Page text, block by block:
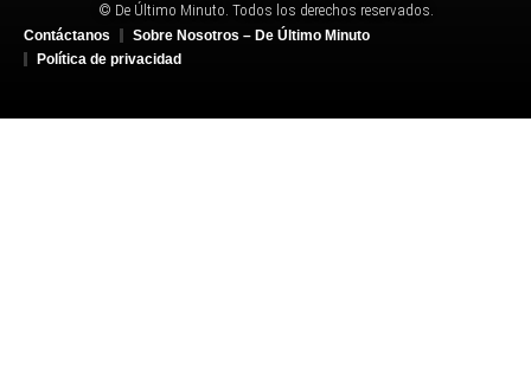
© De Último Minuto. Todos los derechos reservados.
Contáctanos
Sobre Nosotros – De Último Minuto
Política de privacidad